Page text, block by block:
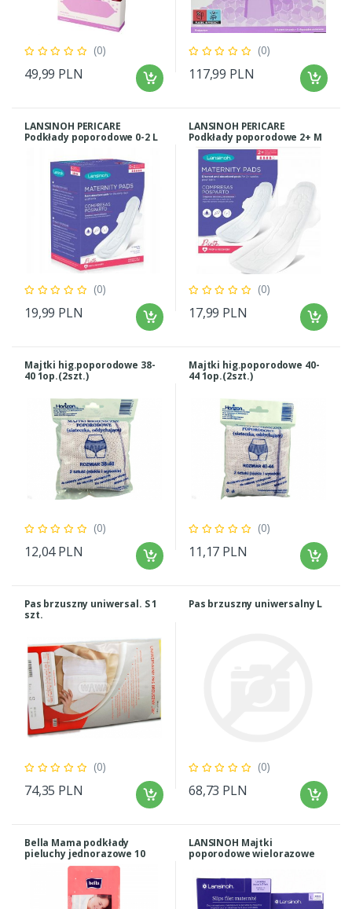
(0)
49,99 PLN
(0)
117,99 PLN
LANSINOH PERICARE
Podkłady poporodowe 0-2 L
(0)
19,99 PLN
LANSINOH PERICARE
Podkłady poporodowe 2+ M
12 szt.
(0)
17,99 PLN
Majtki hig.poporodowe 38-
40 1op.(2szt.)
(0)
12,04 PLN
Majtki hig.poporodowe 40-
44 1op.(2szt.)
(0)
11,17 PLN
Pas brzuszny uniwersal. S 1
szt.
(0)
74,35 PLN
Pas brzuszny uniwersalny L
(0)
68,73 PLN
Bella Mama podkłady
pieluchy jednorazowe 10
LANSINOH Majtki
poporodowe wielorazowe
GRATIS